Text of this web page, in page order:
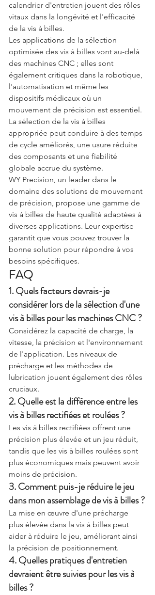
calendrier d'entretien jouent des rôles
vitaux dans la longévité et l'efficacité
de la vis à billes.
Les applications de la sélection
optimisée des vis à billes vont au-delà
des machines CNC ; elles sont
également critiques dans la robotique,
l'automatisation et même les
dispositifs médicaux où un
mouvement de précision est essentiel.
La sélection de la vis à billes
appropriée peut conduire à des temps
de cycle améliorés, une usure réduite
des composants et une fiabilité
globale accrue du système.
WY Precision, un leader dans le
domaine des solutions de mouvement
de précision, propose une gamme de
vis à billes de haute qualité adaptées à
diverses applications. Leur expertise
garantit que vous pouvez trouver la
bonne solution pour répondre à vos
besoins spécifiques.
FAQ
1. Quels facteurs devrais-je
considérer lors de la sélection d'une
vis à billes pour les machines CNC ?
Considérez la capacité de charge, la
vitesse, la précision et l'environnement
de l'application. Les niveaux de
précharge et les méthodes de
lubrication jouent également des rôles
cruciaux.
2. Quelle est la différence entre les
vis à billes rectifiées et roulées ?
Les vis à billes rectifiées offrent une
précision plus élevée et un jeu réduit,
tandis que les vis à billes roulées sont
plus économiques mais peuvent avoir
moins de précision.
3. Comment puis-je réduire le jeu
dans mon assemblage de vis à billes ?
La mise en œuvre d'une précharge
plus élevée dans la vis à billes peut
aider à réduire le jeu, améliorant ainsi
la précision de positionnement.
4. Quelles pratiques d'entretien
devraient être suivies pour les vis à
billes ?